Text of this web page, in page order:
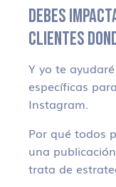
DEBES
CLIENTES
Y yo te
específicas
Instagram.
Por qué todos
una
trata de